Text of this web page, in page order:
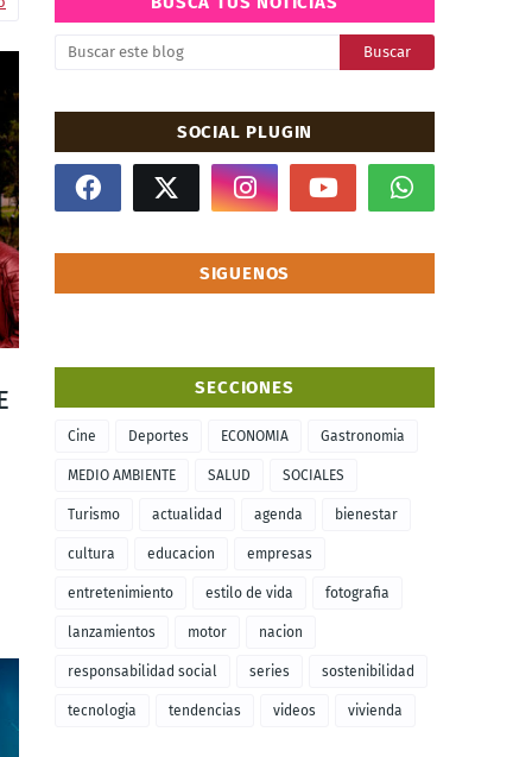
SOCIAL PLUGIN
SIGUENOS
SECCIONES
Cine Deportes ECONOMIA Gastronomia
MEDIO AMBIENTE SALUD SOCIALES
Turismo actualidad agenda bienestar
cultura educacion empresas
entretenimiento estilo de vida fotografia
lanzamientos motor nacion
responsabilidad social series sostenibilidad
tecnologia tendencias videos vivienda